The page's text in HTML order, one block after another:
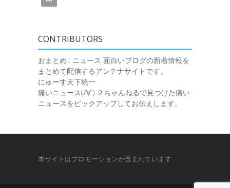
CONTRIBUTORS
おまとめ : ニュース 面白いブログの新着情報を
まとめて配信するアンテナサイトです。
にゅーす天下統一
痛いニュース(ﾉ∀`) ２ちゃんねるで見つけた痛い
ニュースをピックアップしてお伝えします。
本サイトはプロモーションが含まれています